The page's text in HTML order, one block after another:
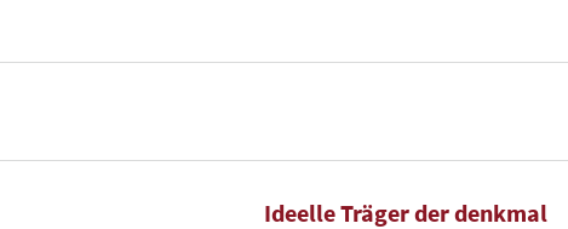
Ideelle Träger der denkmal